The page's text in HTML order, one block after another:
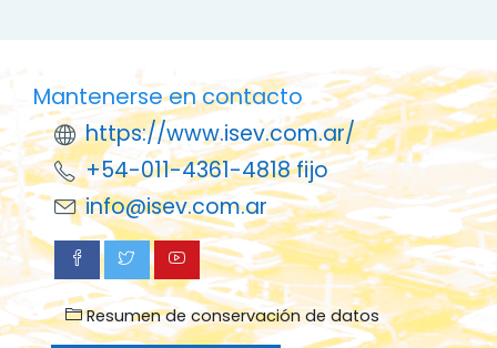
Mantenerse en contacto
https://www.isev.com.ar/
+54-011-4361-4818 fijo
info@isev.com.ar
Resumen de conservación de datos